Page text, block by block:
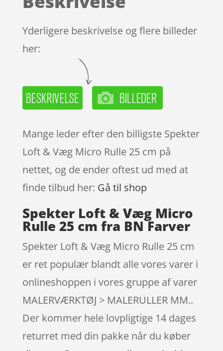
Yderligere beskrivelse og flere billeder
her:
Mange leder efter den billigste Spekter
Loft & Væg Micro Rulle 25 cm på
nettet, og de ender oftest ud med at
finde tilbud her: Gå til shop
Spekter Loft & Væg Micro
Rulle 25 cm fra BN Farver
Spekter Loft & Væg Micro Rulle 25 cm
er ret populær blandt alle vores varer i
onlineshoppen i vores gruppe af varer
MALERVÆRKTØJ > MALERULLER MM..
Der kommer hele lovpligtige 14 dages
returret med din pakke når du køber